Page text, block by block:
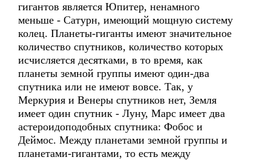
гигантов является Юпитер, ненамного
меньше - Сатурн, имеющий мощную систему
колец. Планеты-гиганты имеют значительное
количество спутников, количество которых
исчисляется десятками, в то время, как
планеты земной группы имеют один-два
спутника или не имеют вовсе. Так, у
Меркурия и Венеры спутников нет, Земля
имеет один спутник - Луну, Марс имеет два
астероидоподобных спутника: Фобос и
Деймос. Между планетами земной группы и
планетами-гигантами, то есть между